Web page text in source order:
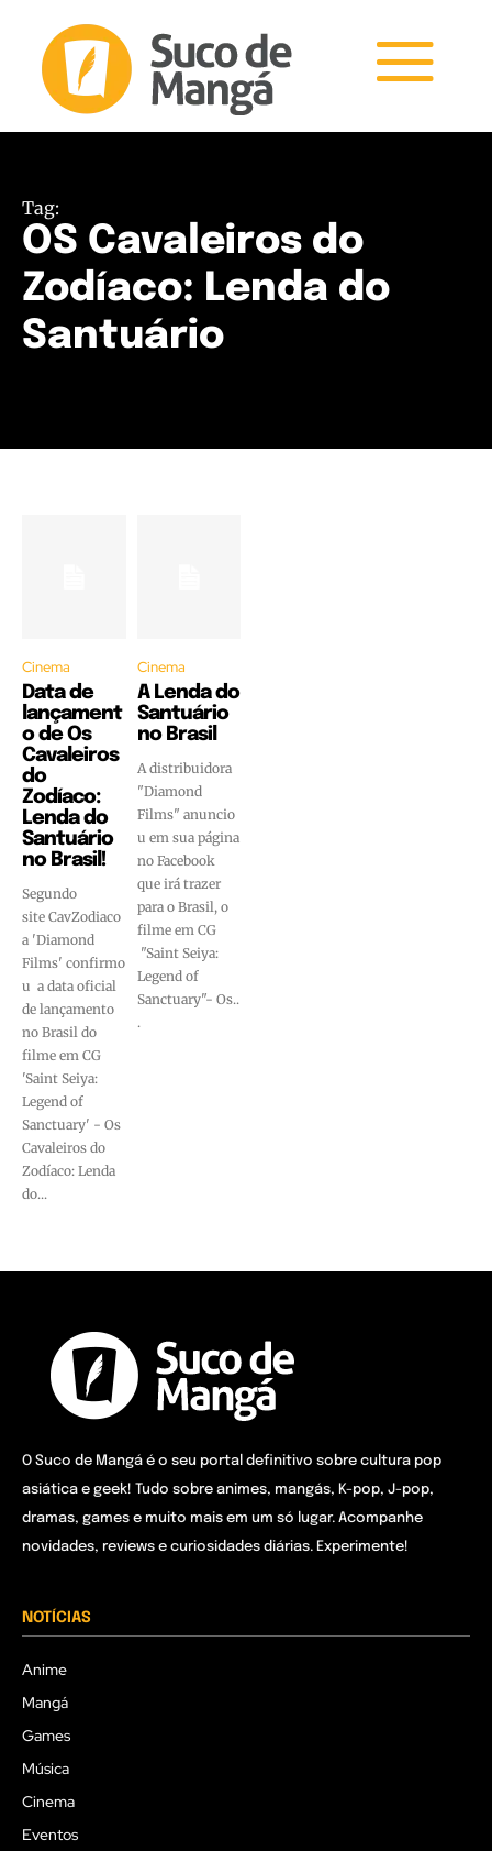
Tag:
OS Cavaleiros do
Zodíaco: Lenda do
Santuário
Cinema
Data de
lançament
o de Os
Cavaleiros
do
Zodíaco:
Lenda do
Santuário
no Brasil!
Segundo
site CavZodiaco
a 'Diamond
Films' confirmo
u a data oficial
de lançamento
no Brasil do
filme em CG
'Saint Seiya:
Legend of
Sanctuary' - Os
Cavaleiros do
Zodíaco: Lenda
do...
Cinema
A Lenda do
Santuário
no Brasil
A distribuidora
"Diamond
Films" anuncio
u em sua página
no Facebook
que irá trazer
para o Brasil, o
filme em CG
"Saint Seiya:
Legend of
Sanctuary"- Os..
.
O Suco de Mangá é o seu portal definitivo sobre cultura pop
asiática e geek! Tudo sobre animes, mangás, K-pop, J-pop,
dramas, games e muito mais em um só lugar. Acompanhe
novidades, reviews e curiosidades diárias. Experimente!
NOTÍCIAS
Anime
Mangá
Games
Música
Cinema
Eventos